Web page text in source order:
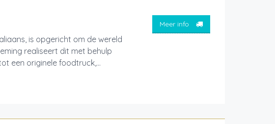
is opgericht om de wereld
realiseert dit met behulp
een originele foodtruck,...
Meer info